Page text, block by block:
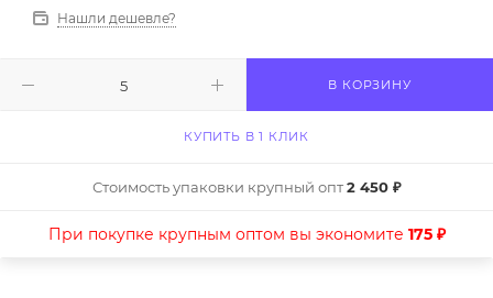
Нашли дешевле?
В КОРЗИНУ
КУПИТЬ В 1 КЛИК
Стоимость упаковки крупный опт2 450 ₽
При покупке крупным оптом вы экономите 175 ₽